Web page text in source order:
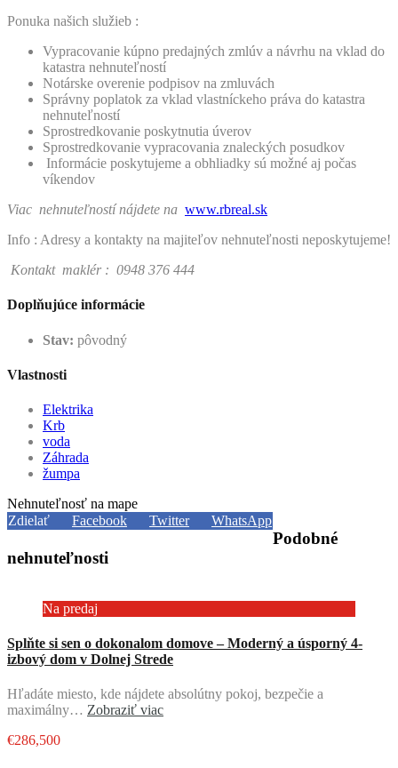
Ponuka našich služieb :
Vypracovanie kúpno predajných zmlúv a návrhu na vklad do
katastra nehnuteľností
Notárske overenie podpisov na zmluvách
Správny poplatok za vklad vlastníckeho práva do katastra
nehnuteľností
Sprostredkovanie poskytnutia úverov
Sprostredkovanie vypracovania znaleckých posudkov
Informácie poskytujeme a obhliadky sú možné aj počas
víkendov
Viac nehnuteľností nájdete na www.rbreal.sk
Info : Adresy a kontakty na majiteľov nehnuteľnosti neposkytujeme!
Kontakt maklér : 0948 376 444
Doplňujúce informácie
Stav: pôvodný
Vlastnosti
Elektrika
Krb
voda
Záhrada
žumpa
Nehnuteľnosť na mape
Zdielať
Facebook Twitter WhatsApp
Podobné
nehnuteľnosti
Na predaj
Splňte si sen o dokonalom domove – Moderný a úsporný 4-
izbový dom v Dolnej Strede
Hľadáte miesto, kde nájdete absolútny pokoj, bezpečie a
maximálny… Zobraziť viac
€286,500